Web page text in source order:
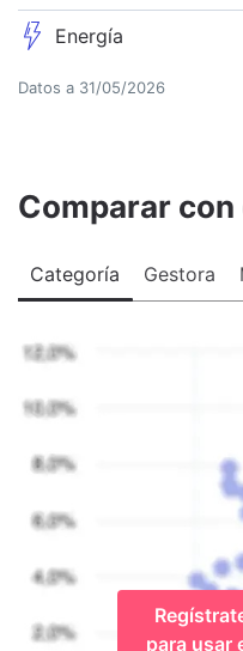
Energía
Datos a 31/05/2026
Comparar
Categoría Gestora
para usar